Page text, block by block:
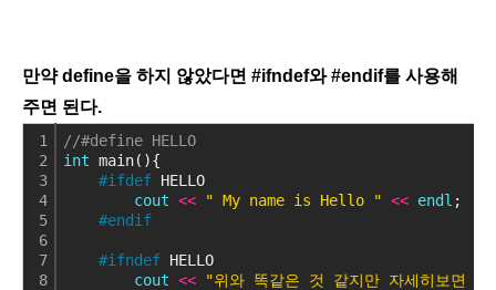
만약 define을 하지 않았다면 #ifndef와 #endif를 사용해
주면 된다.
1
2
3
4
5
6
7
8
//#define HELLO
int main(){
#ifdef HELLO
cout << " My name is Hello " << endl ;
#endif
#ifndef HELLO
cout <<
"위와 똑같은 것 같지만 자세히보면